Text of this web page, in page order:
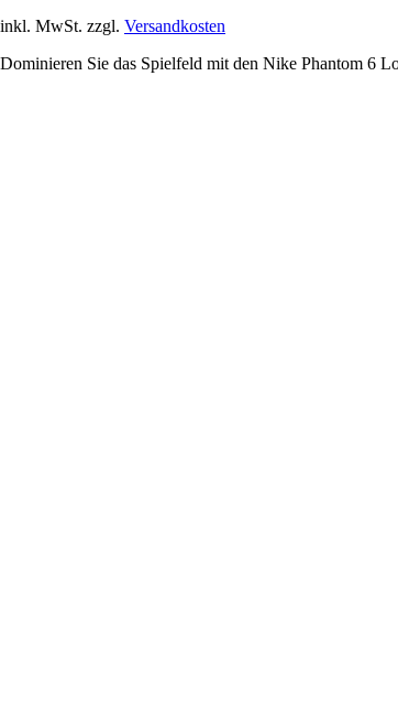
inkl. MwSt. zzgl. Versandkosten
Dominieren Sie das Spielfeld mit den Nike Phantom 6